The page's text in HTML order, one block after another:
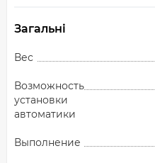
Загальні
Вес
Возможность
установки
автоматики
Выполнение